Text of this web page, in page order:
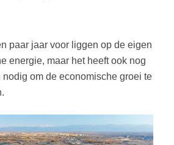
paar jaar voor liggen op de eigen
energie, maar het heeft ook nog
om de economische groei te